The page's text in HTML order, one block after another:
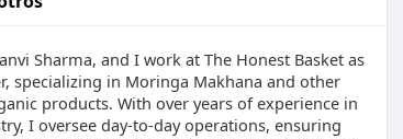
Sharma, and I work at The Honest Basket as
specializing in Moringa Makhana and other
products. With over years of experience in
I oversee day-to-day operations, ensuring